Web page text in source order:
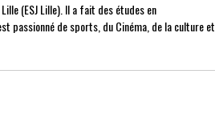
(ESJ Lille). Il a fait des études en
passionné de sports, du Cinéma, de la culture